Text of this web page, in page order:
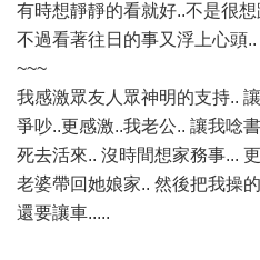
有時想靜靜的看就好..不是很想
不過看著往日的事又浮上心頭
~~~
我感激眾友人眾神明的支持..
爭吵..更感激..我老公.. 讓我唸
死去活來.. 沒時間想家務事...
老婆帶回她娘家.. 然後把我操
還要讓車.....